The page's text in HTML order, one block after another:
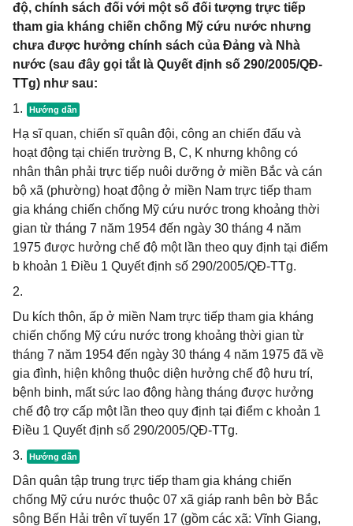
độ, chính sách đối với một số đối tượng trực tiếp
tham gia kháng chiến chống Mỹ cứu nước nhưng
chưa được hưởng chính sách của Đảng và Nhà
nước (sau đây gọi tắt là Quyết định số 290/2005/QĐ-
TTg) như sau:
1.
Hạ sĩ quan, chiến sĩ quân đội, công an chiến đấu và
hoạt động tại chiến trường B, C, K nhưng không có
nhân thân phải trực tiếp nuôi dưỡng ở miền Bắc và cán
bộ xã (phường) hoạt động ở miền Nam trực tiếp tham
gia kháng chiến chống Mỹ cứu nước trong khoảng thời
gian từ tháng 7 năm 1954 đến ngày 30 tháng 4 năm
1975 được hưởng chế độ một lần theo quy định tại điểm
b khoản 1 Điều 1 Quyết định số 290/2005/QĐ-TTg.
2.
Du kích thôn, ấp ở miền Nam trực tiếp tham gia kháng
chiến chống Mỹ cứu nước trong khoảng thời gian từ
tháng 7 năm 1954 đến ngày 30 tháng 4 năm 1975 đã về
gia đình, hiện không thuộc diện hưởng chế độ hưu trí,
bệnh binh, mất sức lao động hàng tháng được hưởng
chế độ trợ cấp một lần theo quy định tại điểm c khoản 1
Điều 1 Quyết định số 290/2005/QĐ-TTg.
3.
Dân quân tập trung trực tiếp tham gia kháng chiến
chống Mỹ cứu nước thuộc 07 xã giáp ranh bên bờ Bắc
sông Bến Hải trên vĩ tuyến 17 (gồm các xã: Vĩnh Giang,